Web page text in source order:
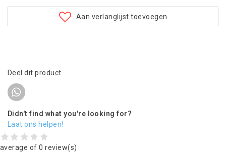
Aan verlanglijst toevoegen
Deel dit product
Didn't find what you're looking for?
Laat ons helpen!
average of 0 review(s)